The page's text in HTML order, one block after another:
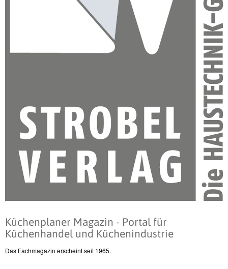
Küchenplaner Magazin - Portal für
Küchenhandel und Küchenindustrie
Das Fachmagazin erscheint seit 1965.